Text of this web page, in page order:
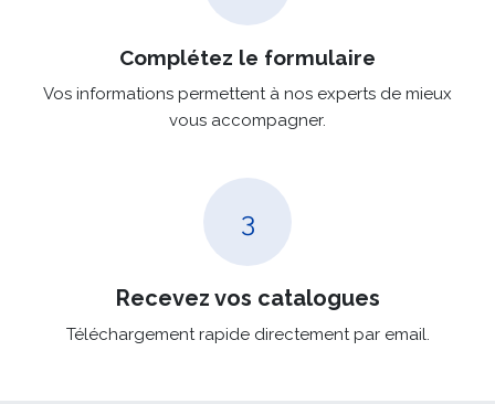
Complétez le formulaire
Vos informations permettent à nos experts de mieux
vous accompagner.
3
Recevez vos catalogues
Téléchargement rapide directement par email.